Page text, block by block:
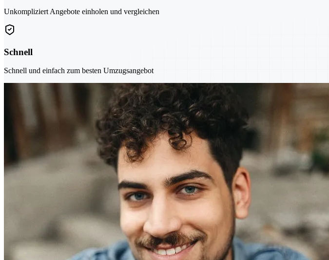
Unkompliziert Angebote einholen und vergleichen
Schnell
Schnell und einfach zum besten Umzugsangebot